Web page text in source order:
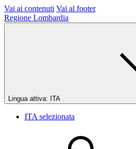
Vai ai contenuti Vai al footer
Regione Lombardia
Lingua attiva: ITA
ITA selezionata